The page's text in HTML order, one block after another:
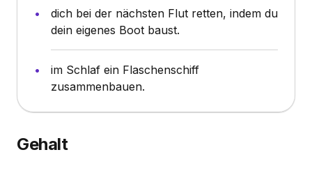
dich bei der nächsten Flut retten, indem du
dein eigenes Boot baust.
im Schlaf ein Flaschenschiff
zusammenbauen.
Gehalt